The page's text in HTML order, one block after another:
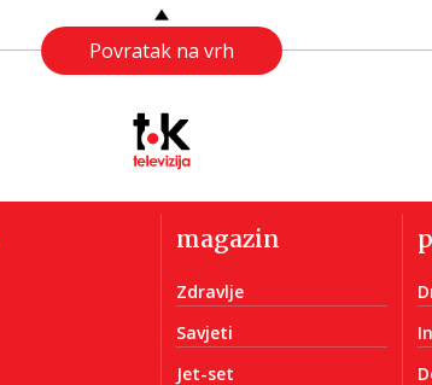
Povratak na vrh
magazin
Zdravlje
Savjeti
Jet-set